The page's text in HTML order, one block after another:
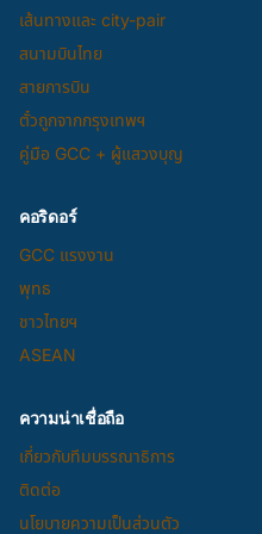
เส้นทางและ city-pair
สนามบินไทย
สายการบิน
ตั๋วถูกจากกรุงเทพฯ
คู่มือ GCC + ผู้แสวงบุญ
คอริดอร์
GCC แรงงาน
พุทธ
ชาวไทยฯ
ASEAN
ความน่าเชื่อถือ
เกี่ยวกับทีมบรรณาธิการ
ติดต่อ
นโยบายความเป็นส่วนตัว